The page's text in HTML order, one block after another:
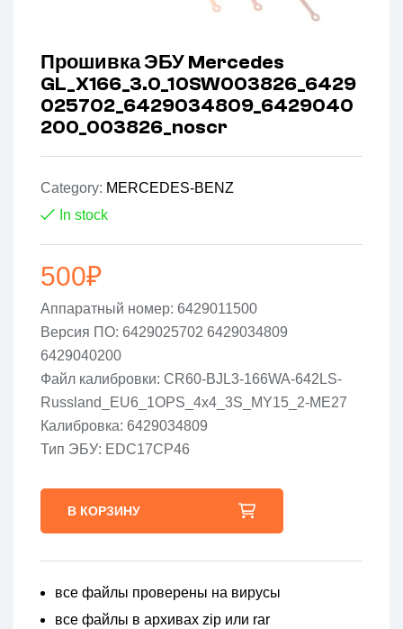
Прошивка ЭБУ Mercedes
GL_X166_3.0_10SW003826_6429
025702_6429034809_6429040
200_003826_noscr
Category: MERCEDES-BENZ
In stock
500₽
Аппаратный номер: 6429011500
Версия ПО: 6429025702 6429034809
6429040200
Файл калибровки: CR60-BJL3-166WA-642LS-
Russland_EU6_1OPS_4x4_3S_MY15_2-ME27
Калибровка: 6429034809
Тип ЭБУ: EDC17CP46
В КОРЗИНУ
все файлы проверены на вирусы
все файлы в архивах zip или rar